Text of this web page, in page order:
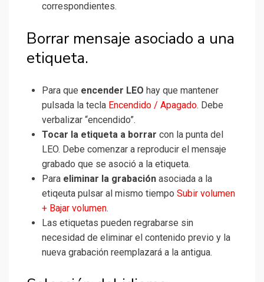
correspondientes.
Borrar mensaje asociado a una
etiqueta.
Para que encender LEO hay que mantener
pulsada la tecla Encendido / Apagado. Debe
verbalizar “encendido”.
Tocar la etiqueta a borrar con la punta del
LEO. Debe comenzar a reproducir el mensaje
grabado que se asoció a la etiqueta.
Para eliminar la grabación asociada a la
etiqeuta pulsar al mismo tiempo Subir volumen
+ Bajar volumen.
Las etiquetas pueden regrabarse sin
necesidad de eliminar el contenido previo y la
nueva grabación reemplazará a la antigua.